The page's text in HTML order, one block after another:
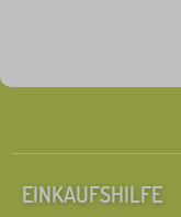
EINKAUFSHILFE